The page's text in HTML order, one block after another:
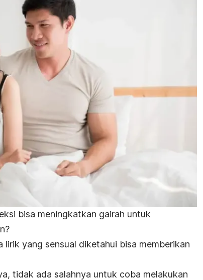
bisa meningkatkan gairah untuk
lirik yang sensual diketahui bisa memberikan
tidak ada salahnya untuk coba melakukan